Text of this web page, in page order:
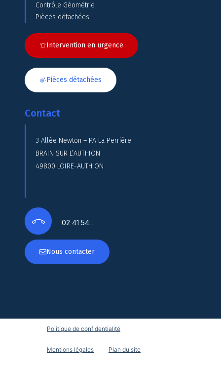
Contrôle Géométrie
Pièces détachées
Intervention en urgence
Pièces détachées
Contact
3 Allée Newton – PA La Perrière
BRAIN SUR L’AUTHION
49800 LOIRE-AUTHION
02 41 54…
Nous contacter
Politique de confidentialité
Mentions légales Plan du site